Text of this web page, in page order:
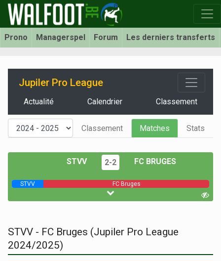
Prono Managerspel Forum Les derniers transferts
Jupiler Pro League
Actualité Calendrier Classement
Classement Matches Stats
STVV 2-2 FC BRUGES
STVV FC Bruges
STVV - FC Bruges (Jupiler Pro League
2024/2025)